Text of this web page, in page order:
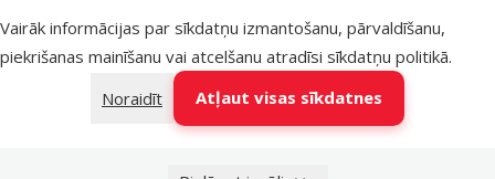
Vairāk informācijas par sīkdatņu izmantošanu, pārvaldīšanu,
piekrišanas mainīšanu vai atcelšanu atradīsi sīkdatņu politikā.
Noraidīt
Atļaut visas sīkdatnes
Raksti čatā
sākt saraksti
Apmeklē klātienē
kādu no mūsu veikaliem
Izvēlne kājenē